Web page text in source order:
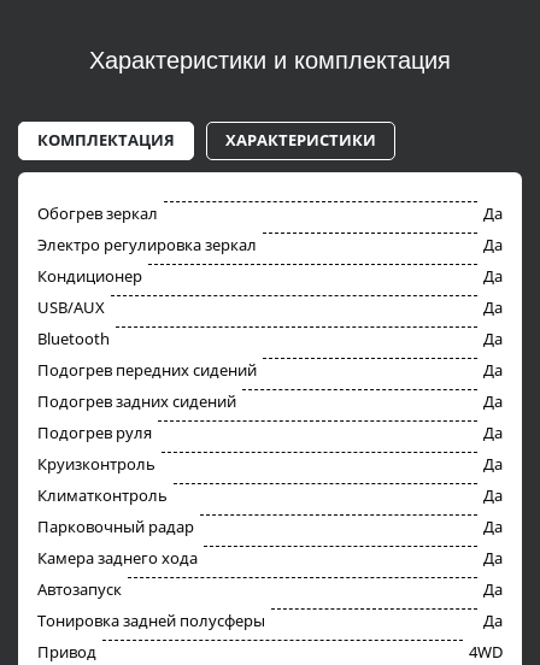
Характеристики и комплектация
КОМПЛЕКТАЦИЯ ХАРАКТЕРИСТИКИ
Обогрев зеркал
Да
Электро регулировка зеркал
Да
Кондиционер
Да
USB/AUX
Да
Bluetooth
Да
Подогрев передних сидений
Да
Подогрев задних сидений
Да
Подогрев руля
Да
Круизконтроль
Да
Климатконтроль
Да
Парковочный радар
Да
Камера заднего хода
Да
Автозапуск
Да
Тонировка задней полусферы
Да
Привод
4WD